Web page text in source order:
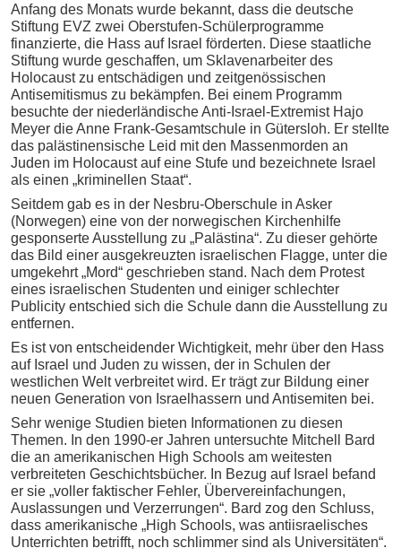
Anfang des Monats wurde bekannt, dass die deutsche
Stiftung EVZ zwei Oberstufen-Schülerprogramme
finanzierte, die Hass auf Israel förderten. Diese staatliche
Stiftung wurde geschaffen, um Sklavenarbeiter des
Holocaust zu entschädigen und zeitgenössischen
Antisemitismus zu bekämpfen. Bei einem Programm
besuchte der niederländische Anti-Israel-Extremist Hajo
Meyer die Anne Frank-Gesamtschule in Gütersloh. Er stellte
das palästinensische Leid mit den Massenmorden an
Juden im Holocaust auf eine Stufe und bezeichnete Israel
als einen „kriminellen Staat“.
Seitdem gab es in der Nesbru-Oberschule in Asker
(Norwegen) eine von der norwegischen Kirchenhilfe
gesponserte Ausstellung zu „Palästina“. Zu dieser gehörte
das Bild einer ausgekreuzten israelischen Flagge, unter die
umgekehrt „Mord“ geschrieben stand. Nach dem Protest
eines israelischen Studenten und einiger schlechter
Publicity entschied sich die Schule dann die Ausstellung zu
entfernen.
Es ist von entscheidender Wichtigkeit, mehr über den Hass
auf Israel und Juden zu wissen, der in Schulen der
westlichen Welt verbreitet wird. Er trägt zur Bildung einer
neuen Generation von Israelhassern und Antisemiten bei.
Sehr wenige Studien bieten Informationen zu diesen
Themen. In den 1990-er Jahren untersuchte Mitchell Bard
die an amerikanischen High Schools am weitesten
verbreiteten Geschichtsbücher. In Bezug auf Israel befand
er sie „voller faktischer Fehler, Übervereinfachungen,
Auslassungen und Verzerrungen“. Bard zog den Schluss,
dass amerikanische „High Schools, was antiisraelisches
Unterrichten betrifft, noch schlimmer sind als Universitäten“.